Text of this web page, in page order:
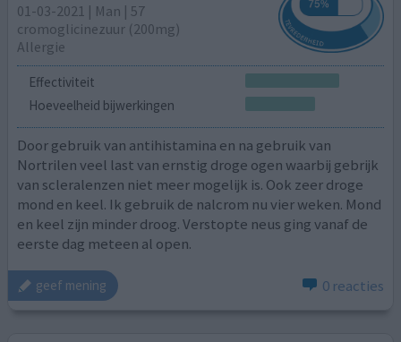
01-03-2021 | Man | 57
cromoglicinezuur (200mg)
Allergie
Effectiviteit
Hoeveelheid bijwerkingen
Door gebruik van antihistamina en na gebruik van
Nortrilen veel last van ernstig droge ogen waarbij gebrijk
van scleralenzen niet meer mogelijk is. Ook zeer droge
mond en keel. Ik gebruik de nalcrom nu vier weken. Mond
en keel zijn minder droog. Verstopte neus ging vanaf de
eerste dag meteen al open.
geef mening 0 reacties